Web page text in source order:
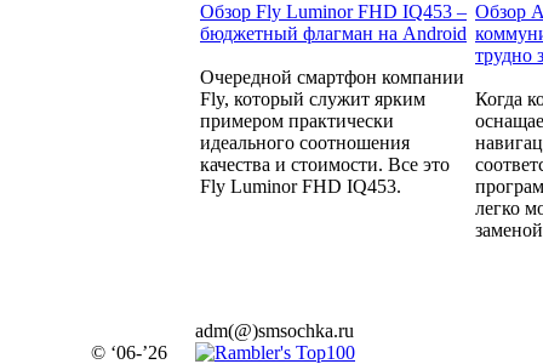
Обзор Fly Luminor FHD IQ453 –
бюджетный флагман на Android
Очередной смартфон компании
Fly, который служит ярким
примером практически
идеального соотношения
качества и стоимости. Все это
Fly Luminor FHD IQ453.
Обзор
трудно
Когда
легко
© ‘06-’26
adm(@)smsochka.ru